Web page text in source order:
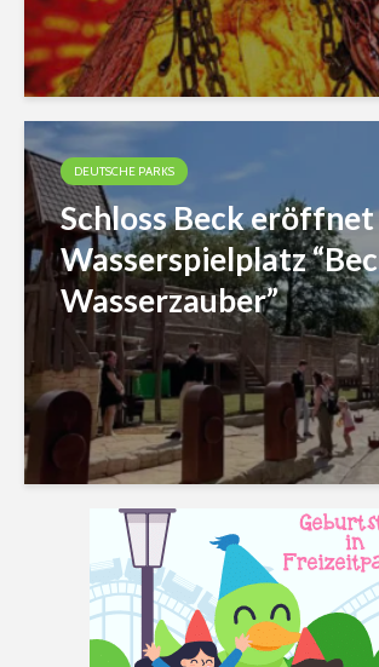
DEUTSCHE PARKS
Schloss Beck
Wasserspielplatz
Wasserzauber”